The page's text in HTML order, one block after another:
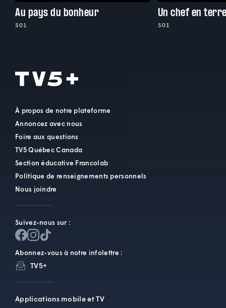
Au pays du bonheur
S01
Un chef en
S01
À propos de notre plateforme
Annoncez avec nous
Foire aux questions
TV5 Québec Canada
Section éducative Francolab
Politique de renseignements personnels
Nous joindre
Suivez-nous sur :
Abonnez-vous à notre infolettre :
TV5+
Applications mobile et TV